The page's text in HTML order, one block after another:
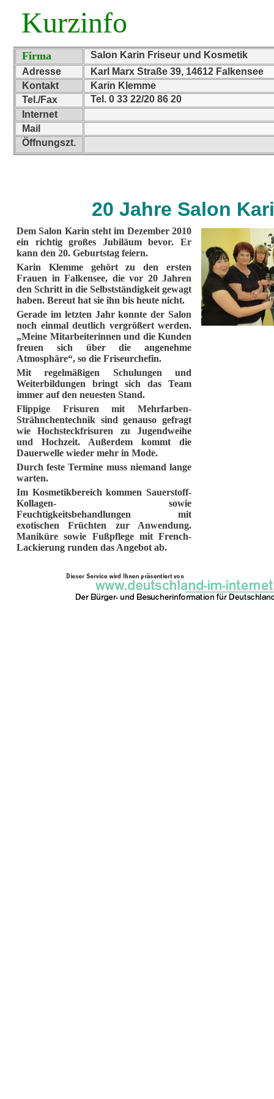
Kurzinfo
Firma
Salon Karin Friseur und Kosmetik
Adresse
Karl Marx Straße 39, 14612 Falkensee
Kontakt
Karin Klemme
Tel./Fax
Tel. 0 33 22/20 86 20
Internet
Mail
Öffnungszt.
20 Jahre Salon
Dem Salon Karin steht im Dezember 2010
ein richtig großes Jubiläum bevor. Er
kann den 20. Geburtstag feiern.
Karin Klemme gehört zu den ersten
Frauen in Falkensee, die vor 20 Jahren
den Schritt in die Selbstständigkeit gewagt
haben. Bereut hat sie ihn bis heute nicht.
Gerade im letzten Jahr konnte der Salon
noch einmal deutlich vergrößert werden.
„Meine Mitarbeiterinnen und die Kunden
freuen sich über die angenehme
Atmosphäre“, so die Friseurchefin.
Mit regelmäßigen Schulungen und
Weiterbildungen bringt sich das Team
immer auf den neuesten Stand.
Flippige Frisuren mit Mehrfarben-
Strähnchentechnik sind genauso gefragt
wie Hochsteckfrisuren zu Jugendweihe
und Hochzeit. Außerdem kommt die
Dauerwelle wieder mehr in Mode.
Durch feste Termine muss niemand lange
warten.
Im Kosmetikbereich kommen Sauerstoff-
Kollagen- sowie
Feuchtigkeitsbehandlungen mit
exotischen Früchten zur Anwendung.
Maniküre sowie Fußpflege mit French-
Lackierung runden das Angebot ab.